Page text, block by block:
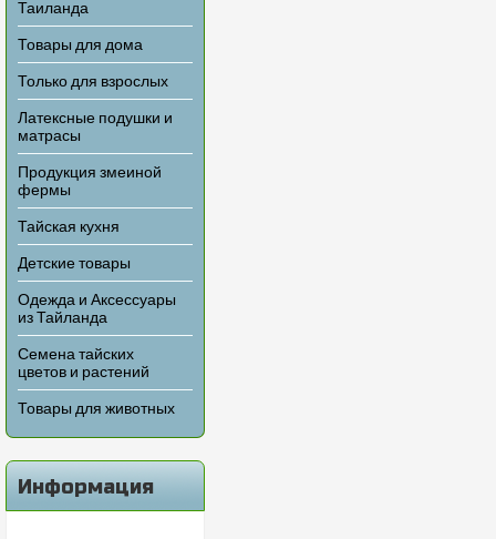
Таиланда
Товары для дома
Только для взрослых
Латексные подушки и
матрасы
Продукция змеиной
фермы
Тайская кухня
Детские товары
Одежда и Аксессуары
из Тайланда
Семена тайских
цветов и растений
Товары для животных
Информация